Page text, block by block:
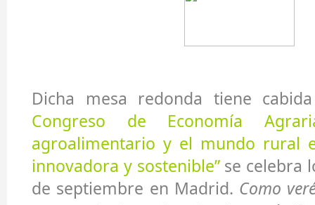
Dicha mesa redonda tiene
Congreso de Economía
agroalimentario y el mundo rural
innovadora y sostenible”se celebra
de septiembre en Madrid. Como